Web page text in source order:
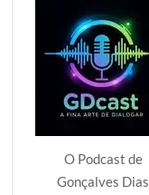
O Podcast de
Gonçalves Dias